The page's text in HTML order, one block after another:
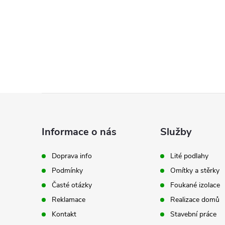
í
Informace o nás
Doprava info
Podmínky
Časté otázky
Reklamace
Kontakt
Služby
Lité podlahy
Omítky a stěrky
Foukané izolace
Realizace domů
Stavební práce